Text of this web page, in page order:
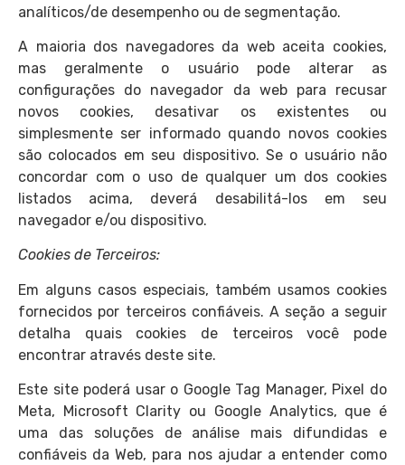
analíticos/de desempenho ou de segmentação.
A maioria dos navegadores da web aceita cookies,
mas geralmente o usuário pode alterar as
configurações do navegador da web para recusar
novos cookies, desativar os existentes ou
simplesmente ser informado quando novos cookies
são colocados em seu dispositivo. Se o usuário não
concordar com o uso de qualquer um dos cookies
listados acima, deverá desabilitá-los em seu
navegador e/ou dispositivo.
Cookies de Terceiros:
Em alguns casos especiais, também usamos cookies
fornecidos por terceiros confiáveis. A seção a seguir
detalha quais cookies de terceiros você pode
encontrar através deste site.
Este site poderá usar o Google Tag Manager, Pixel do
Meta, Microsoft Clarity ou Google Analytics, que é
uma das soluções de análise mais difundidas e
confiáveis da Web, para nos ajudar a entender como